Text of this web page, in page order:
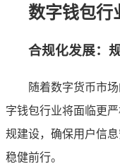
数字钱包行
合规化发展：
随着数字货币市
字钱包行业将面临更
规建设，确保用户信
稳健前行。